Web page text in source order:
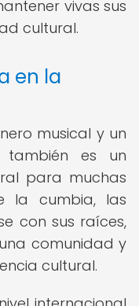
vivas sus
cultural.
en la
musical y un
es un
para muchas
la cumbia, las
con sus raíces,
comunidad y
cultural.